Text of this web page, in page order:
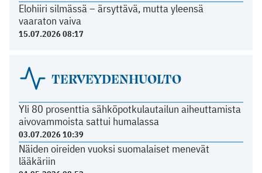
Elohiiri silmässä – ärsyttävä, mutta yleensä
vaaraton vaiva
15.07.2026 08:17
TERVEYDENHUOLTO
Yli 80 prosenttia sähköpotkulautailun aiheuttamista
aivovammoista sattui humalassa
03.07.2026 10:39
Näiden oireiden vuoksi suomalaiset menevät
lääkäriin